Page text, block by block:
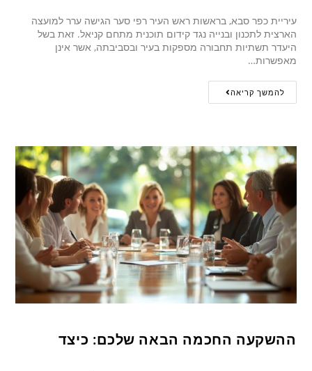
עיריית כפר סבא, בראשות ראש העיר רפי סער הגישה ערר למועצה
הארצית לתכנון ובנייה נגד קידום תוכנית מתחם קניאל. זאת בשל
היעדר תשתיות תחבורה מספקות בעיר ובסביבתה, אשר אינן
מאפשרות…
להמשך קריאה
ההשקעה החכמה הבאה שלכם: כיצד